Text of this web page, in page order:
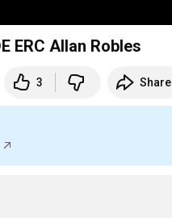
PROTECCION SOCIAL DE LOS TRABAJADORES EN RIESGO DE ERC Allan Robles
3 Share